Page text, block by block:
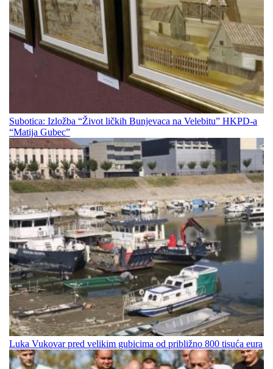
Subotica: Izložba “Život ličkih Bunjevaca na Velebitu” HKPD-a
“Matija Gubec”
Luka Vukovar pred velikim gubicima od približno 800 tisuća eura